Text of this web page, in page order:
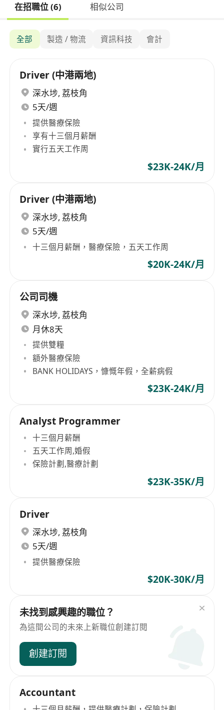
在招職位 (6) 相似公司
全部 製造 / 物流 資訊科技 會計
Driver (中港兩地)
深水埗, 荔枝角
5天/週
提供醫療保險
享有十三個月薪酬
實行五天工作周
$23K-24K/月
Driver (中港兩地)
深水埗, 荔枝角
5天/週
十三個月薪酬，醫療保險，五天工作周
$20K-24K/月
公司司機
深水埗, 荔枝角
月休8天
提供雙糧
額外醫療保險
BANK HOLIDAYS，慷慨年假，全薪病假
$23K-24K/月
Analyst Programmer
十三個月薪酬
五天工作周,婚假
保險計劃,醫療計劃
$23K-35K/月
Driver
深水埗, 荔枝角
5天/週
提供醫療保險
$20K-30K/月
未找到感興趣的職位？
為這間公司的未來上新職位創建訂閱
創建訂閱
Accountant